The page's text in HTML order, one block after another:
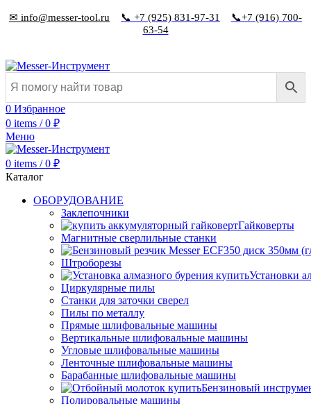
✉ info@messer-tool.ru 📞 +7 (925) 831-97-31
📞+7 (916) 700-
63-54
0 Избранное
0 items / 0 ₽
Меню
0 items / 0 ₽
Каталог
ОБОРУДОВАНИЕ
Заклепочники
Гайковерты
Магнитные сверлильные станки
Штроборезы
Установки
Циркулярные пилы
Станки для заточки сверел
Пилы по металлу
Прямые шлифовальные машины
Вертикальные шлифовальные машины
Угловые шлифовальные машины
Ленточные шлифовальные машины
Барабанные шлифовальные машины
Бензиновый
Полировальные машины